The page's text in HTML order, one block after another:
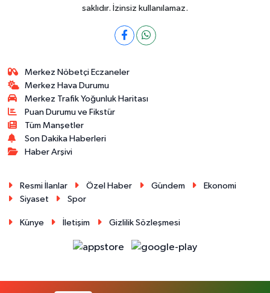
saklıdır. İzinsiz kullanılamaz.
Merkez Nöbetçi Eczaneler
Merkez Hava Durumu
Merkez Trafik Yoğunluk Haritası
Puan Durumu ve Fikstür
Tüm Manşetler
Son Dakika Haberleri
Haber Arşivi
Resmi İlanlar Özel Haber Gündem
Ekonomi
Siyaset
Spor
Künye İletişim Gizlilik Sözleşmesi